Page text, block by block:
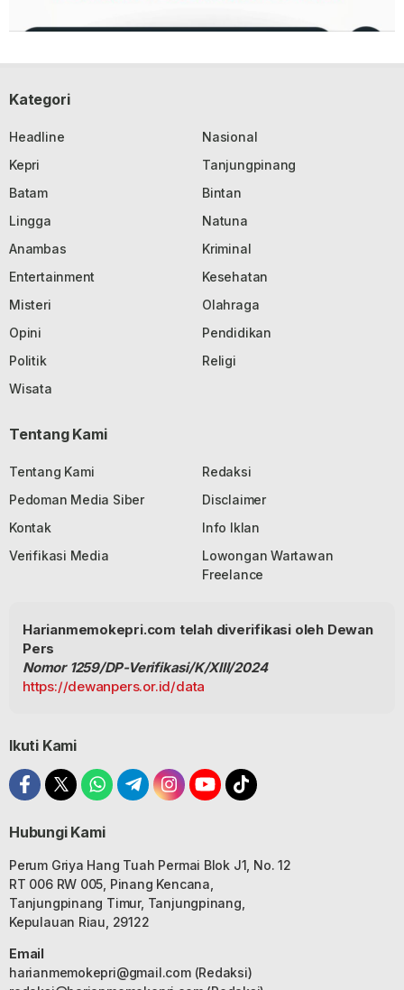
Kategori
Headline
Nasional
Kepri
Tanjungpinang
Batam
Bintan
Lingga
Natuna
Anambas
Kriminal
Entertainment
Kesehatan
Misteri
Olahraga
Opini
Pendidikan
Politik
Religi
Wisata
Tentang Kami
Tentang Kami
Redaksi
Pedoman Media Siber
Disclaimer
Kontak
Info Iklan
Verifikasi Media
Lowongan Wartawan
Freelance
Harianmemokepri.com telah diverifikasi oleh Dewan
Pers
Nomor 1259/DP-Verifikasi/K/XIII/2024
https://dewanpers.or.id/data
Ikuti Kami
Hubungi Kami
Perum Griya Hang Tuah Permai Blok J1, No. 12
RT 006 RW 005, Pinang Kencana,
Tanjungpinang Timur, Tanjungpinang,
Kepulauan Riau, 29122
Email
harianmemokepri@gmail.com(Redaksi)